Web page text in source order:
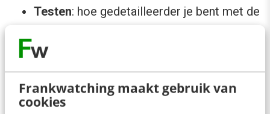
Frankwatching maakt gebruik van
cookies
Testen: hoe gedetailleerder je bent met de
aansluiten bij jou als kandidaat en de
beoogde functie. Besteed voldoende
aandacht aan het finetunen van de prompts
maar ook het testen ervan, omdat